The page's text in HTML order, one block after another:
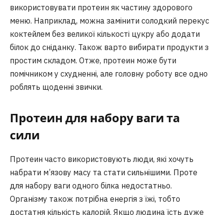
використовувати протеин як частину здорового
меню. Наприклад, можна замінити солодкий перекус
коктейлем без великої кількості цукру або додати
білок до сніданку. Також варто вибирати продукти з
простим складом. Отже, протеин може бути
помічником у схудненні, але головну роботу все одно
роблять щоденні звички.
Протеин для набору ваги та
сили
Протеин часто використовують люди, які хочуть
набрати м’язову масу та стати сильнішими. Проте
для набору ваги одного білка недостатньо.
Організму також потрібна енергія з їжі, тобто
достатня кількість калорій. Якщо людина їсть дуже